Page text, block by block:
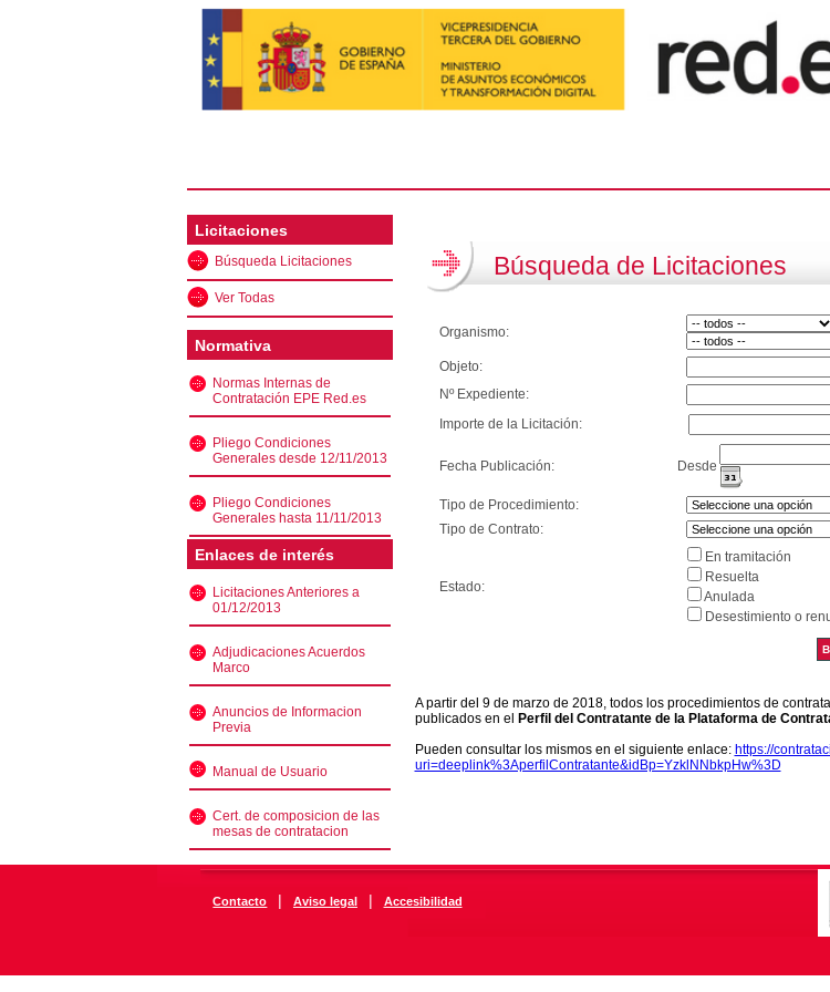
Licitaciones
Búsqueda Licitaciones
Ver Todas
Normativa
Normas Internas de
Contratación EPE Red.es
Pliego Condiciones
Generales desde 12/11/2013
Pliego Condiciones
Generales hasta 11/11/2013
Enlaces de interés
Licitaciones Anteriores a
01/12/2013
Adjudicaciones Acuerdos
Marco
Anuncios de Informacion
Previa
Manual de Usuario
Cert. de composicion de las
mesas de contratacion
Búsqueda de Licitaciones
Organismo:
Objeto:
Nº Expediente:
Importe de la Licitación:
Fecha Publicación: Desde
Tipo de Procedimiento:
Tipo de Contrato:
Estado:
En tramitación
Resuelta
Anulada
Desestimiento o
A partir del 9 de marzo de 2018, todos los procedimientos de
publicados en el
Perfil del Contratante de la Plataforma de
Pueden consultar los mismos en el siguiente enlace: https://
uri=deeplink%3AperfilContratante&idBp=YzklNNbkpHw%3D
Contacto | Aviso legal | Accesibilidad